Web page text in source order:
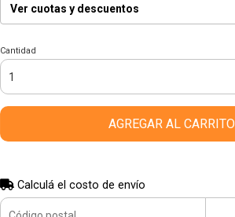
Ver cuotas y descuentos
Cantidad
AGREGAR AL CARRITO
Calculá el costo de envío